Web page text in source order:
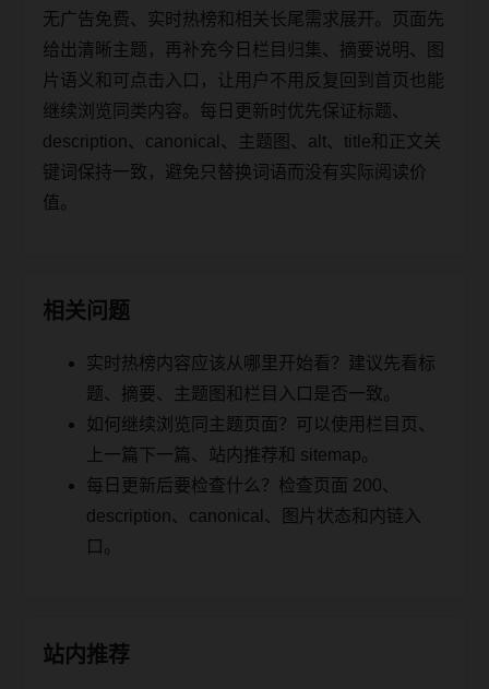
无广告免费、实时热榜和相关长尾需求展开。页面先
给出清晰主题，再补充今日栏目归集、摘要说明、图
片语义和可点击入口，让用户不用反复回到首页也能
继续浏览同类内容。每日更新时优先保证标题、
description、canonical、主题图、alt、title和正文关
键词保持一致，避免只替换词语而没有实际阅读价
值。
相关问题
实时热榜内容应该从哪里开始看？建议先看标
题、摘要、主题图和栏目入口是否一致。
如何继续浏览同主题页面？可以使用栏目页、
上一篇下一篇、站内推荐和 sitemap。
每日更新后要检查什么？检查页面 200、
description、canonical、图片状态和内链入
口。
站内推荐